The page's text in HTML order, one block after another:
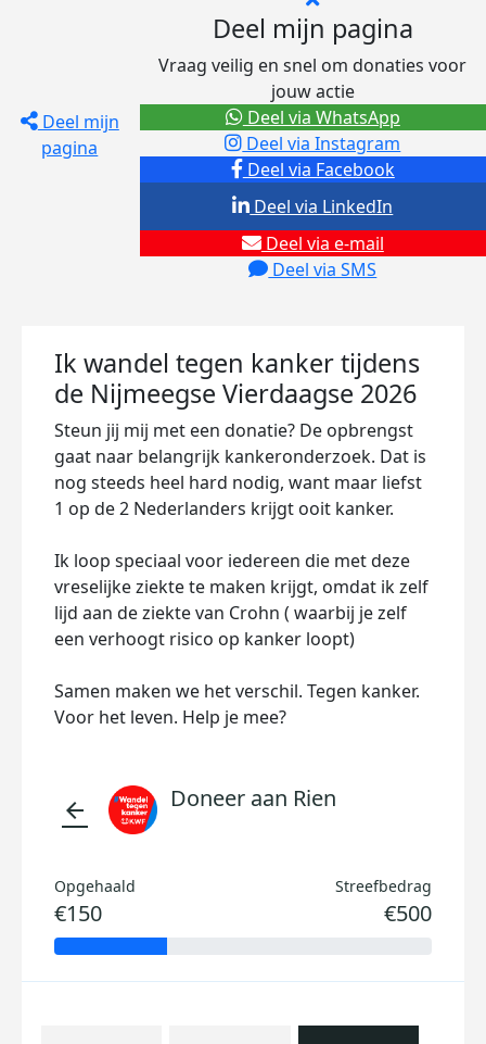
Deel mijn
pagina
Deel mijn pagina
Vraag veilig en snel om donaties voor
jouw actie
Deel via Facebook
Deel via Instagram
Deel via e-mail
Deel via SMS
Deel via LinkedIn
Deel via WhatsApp
Ik wandel tegen kanker tijdens
de Nijmeegse Vierdaagse 2026
Steun jij mij met een donatie? De opbrengst
gaat naar belangrijk kankeronderzoek. Dat is
nog steeds heel hard nodig, want maar liefst
1 op de 2 Nederlanders krijgt ooit kanker.
Ik loop speciaal voor iedereen die met deze
vreselijke ziekte te maken krijgt, omdat ik zelf
lijd aan de ziekte van Crohn ( waarbij je zelf
een verhoogt risico op kanker loopt)
Samen maken we het verschil. Tegen kanker.
Voor het leven. Help je mee?
arrow_back Doneer aan Rien
Opgehaald
€150
Streefbedrag
€500